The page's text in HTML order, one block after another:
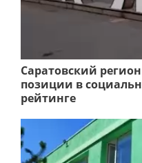
Саратовский
позиции в
рейтинге